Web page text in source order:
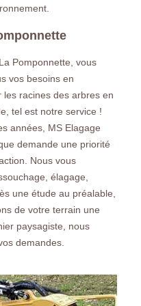
Pomponnette, vous
vos besoins en
racines des arbres en
tel est notre service !
années, MS Elagage
demande une priorité
Nous vous
élagage,
une étude au préalable,
de votre terrain une
paysagiste, nous
demandes.